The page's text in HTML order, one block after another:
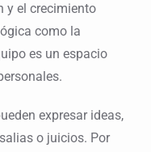
y el crecimiento
como la
es un espacio
expresar ideas,
o juicios. Por